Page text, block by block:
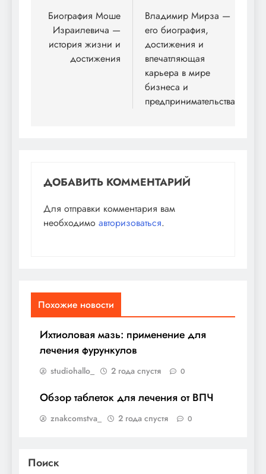
по
записям
Биография Моше
Израилевича —
история жизни и
достижения
Владимир Мирза —
его биография,
достижения и
впечатляющая
карьера в мире
бизнеса и
предпринимательства
ДОБАВИТЬ КОММЕНТАРИЙ
Для отправки комментария вам
необходимо авторизоваться.
Похожие новости
Ихтиоловая мазь: применение для
лечения фурункулов
studiohallo_ 2 года спустя 0
Обзор таблеток для лечения от ВПЧ
znakcomstva_ 2 года спустя 0
Поиск